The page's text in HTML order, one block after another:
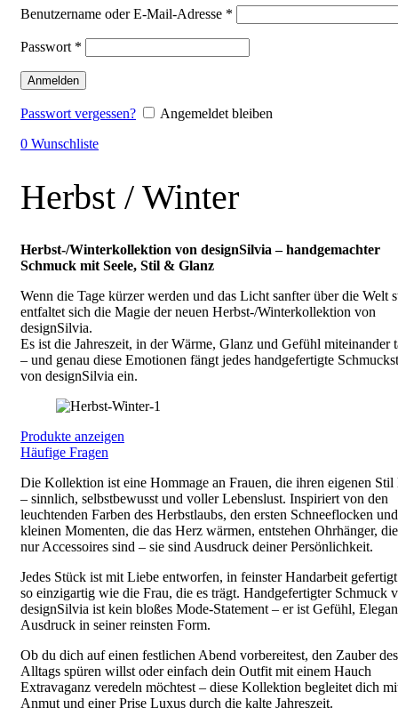
Benutzername oder E-Mail-Adresse *
Passwort *
Anmelden
Passwort vergessen?
Angemeldet bleiben
0 Wunschliste
Herbst / Winter
Herbst-/Winterkollektion von designSilvia – handgemachter
Schmuck mit Seele, Stil & Glanz
Wenn die Tage kürzer werden und das Licht sanfter über die Welt
entfaltet sich die Magie der neuen Herbst-/Winterkollektion von
designSilvia.
Es ist die Jahreszeit, in der Wärme, Glanz und Gefühl miteinander
– und genau diese Emotionen fängt jedes handgefertigte
von designSilvia ein.
Produkte anzeigen
Häufige Fragen
Die Kollektion ist eine Hommage an Frauen, die ihren eigenen Stil
– sinnlich, selbstbewusst und voller Lebenslust. Inspiriert von den
leuchtenden Farben des Herbstlaubs, den ersten Schneeflocken
kleinen Momenten, die das Herz wärmen, entstehen Ohrhänger,
nur Accessoires sind – sie sind Ausdruck deiner Persönlichkeit.
Jedes Stück ist mit Liebe entworfen, in feinster Handarbeit
so einzigartig wie die Frau, die es trägt. Handgefertigter Schmuck
designSilvia ist kein bloßes Mode-Statement – er ist Gefühl,
Ausdruck in seiner reinsten Form.
Ob du dich auf einen festlichen Abend vorbereitest, den Zauber des
Alltags spüren willst oder einfach dein Outfit mit einem Hauch
Extravaganz veredeln möchtest – diese Kollektion begleitet dich
Anmut und einer Prise Luxus durch die kalte Jahreszeit.